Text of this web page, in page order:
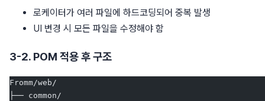
로케이터가 여러 파일에 하드코딩되어 중복 발생
UI 변경 시 모든 파일을 수정해야 함
3-2. POM 적용 후 구조
Fromm/web/
├── common/